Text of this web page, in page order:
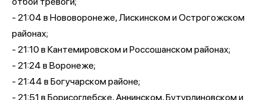
- 21:04 в Нововоронеже, Лискинском и Острогожском
районах;
- 21:10 в Кантемировском и Россошанском районах;
- 21:24 в Воронеже;
- 21:44 в Богучарском районе;
- 21:51 в Борисоглебске, Аннинском, Бутурлиновском и